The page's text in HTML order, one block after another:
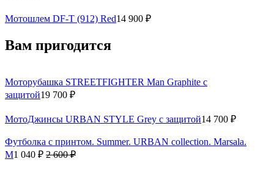
Мотошлем DF-T (912) Red14 900 ₽
Вам пригодится
Моторубашка STREETFIGHTER Man Graphite с
защитой19 700 ₽
МотоДжинсы URBAN STYLE Grey с защитой14 700 ₽
Футболка с принтом. Summer. URBAN collection. Marsala.
M1 040 ₽ 2 600 ₽